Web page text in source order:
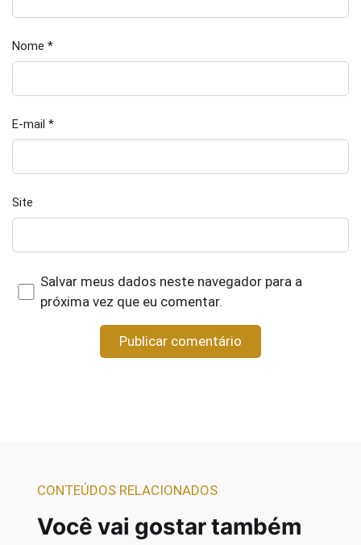
Nome *
E-mail *
Site
Salvar meus dados neste navegador para a
próxima vez que eu comentar.
CONTEÚDOS RELACIONADOS
Você vai gostar também